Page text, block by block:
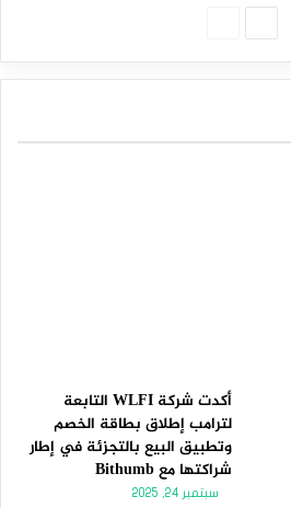
أكدت شركة WLFI التابعة
لترامب إطلاق بطاقة الخصم
وتطبيق البيع بالتجزئة في إطار
شراكتها مع Bithumb
سبتمبر 24, 2025